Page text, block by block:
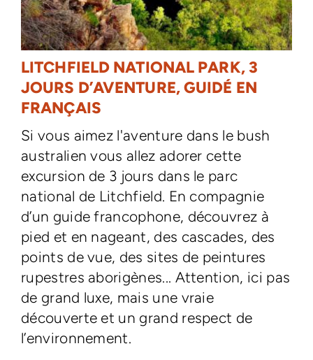
LITCHFIELD NATIONAL PARK, 3
JOURS D’AVENTURE, GUIDÉ EN
FRANÇAIS
Si vous aimez l'aventure dans le bush
australien vous allez adorer cette
excursion de 3 jours dans le parc
national de Litchfield. En compagnie
d’un guide francophone, découvrez à
pied et en nageant, des cascades, des
points de vue, des sites de peintures
rupestres aborigènes... Attention, ici pas
de grand luxe, mais une vraie
découverte et un grand respect de
l’environnement.